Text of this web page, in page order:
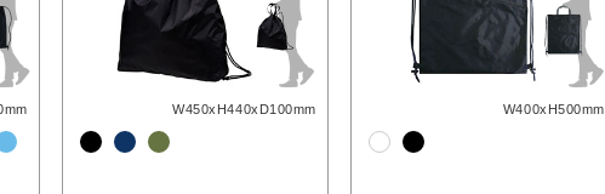
W450xH440xD100mm W400xH500mm